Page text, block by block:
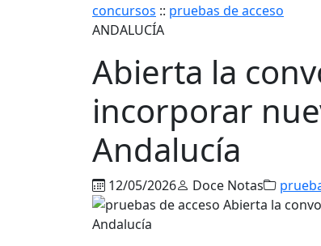
concursos :: pruebas de acceso
ANDALUCÍA
Abierta la
incorporar
Andalucía
12/05/2026 Doce Notas